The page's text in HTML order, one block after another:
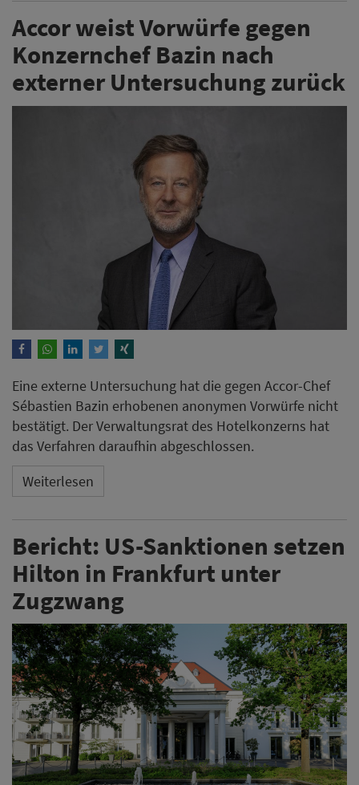
Accor weist Vorwürfe gegen
Konzernchef Bazin nach
externer Untersuchung zurück
Eine externe Untersuchung hat die gegen Accor-Chef
Sébastien Bazin erhobenen anonymen Vorwürfe nicht
bestätigt. Der Verwaltungsrat des Hotelkonzerns hat
das Verfahren daraufhin abgeschlossen.
Weiterlesen
Bericht: US-Sanktionen setzen
Hilton in Frankfurt unter
Zugzwang